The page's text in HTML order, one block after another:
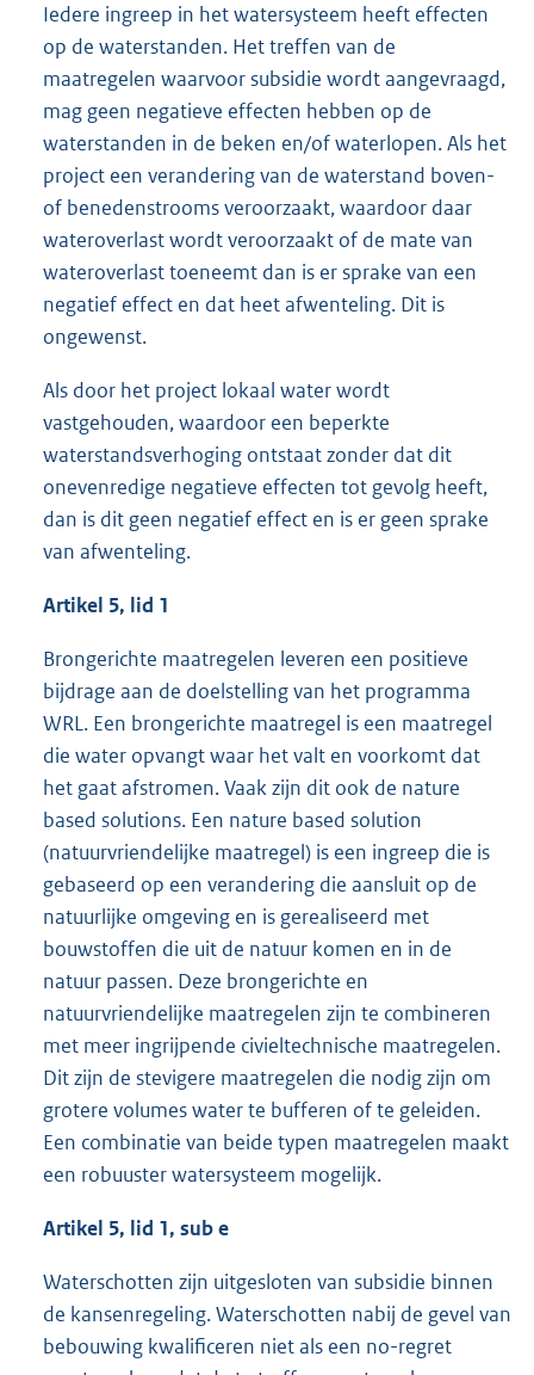
Iedere ingreep in het watersysteem heeft effecten
op de waterstanden. Het treffen van de
maatregelen waarvoor subsidie wordt aangevraagd,
mag geen negatieve effecten hebben op de
waterstanden in de beken en/of waterlopen. Als het
project een verandering van de waterstand boven-
of benedenstrooms veroorzaakt, waardoor daar
wateroverlast wordt veroorzaakt of de mate van
wateroverlast toeneemt dan is er sprake van een
negatief effect en dat heet afwenteling. Dit is
ongewenst.
Als door het project lokaal water wordt
vastgehouden, waardoor een beperkte
waterstandsverhoging ontstaat zonder dat dit
onevenredige negatieve effecten tot gevolg heeft,
dan is dit geen negatief effect en is er geen sprake
van afwenteling.
Artikel 5, lid 1
Brongerichte maatregelen leveren een positieve
bijdrage aan de doelstelling van het programma
WRL. Een brongerichte maatregel is een maatregel
die water opvangt waar het valt en voorkomt dat
het gaat afstromen. Vaak zijn dit ook de nature
based solutions. Een nature based solution
(natuurvriendelijke maatregel) is een ingreep die is
gebaseerd op een verandering die aansluit op de
natuurlijke omgeving en is gerealiseerd met
bouwstoffen die uit de natuur komen en in de
natuur passen. Deze brongerichte en
natuurvriendelijke maatregelen zijn te combineren
met meer ingrijpende civieltechnische maatregelen.
Dit zijn de stevigere maatregelen die nodig zijn om
grotere volumes water te bufferen of te geleiden.
Een combinatie van beide typen maatregelen maakt
een robuuster watersysteem mogelijk.
Artikel 5, lid 1, sub e
Waterschotten zijn uitgesloten van subsidie binnen
de kansenregeling. Waterschotten nabij de gevel van
bebouwing kwalificeren niet als een no-regret